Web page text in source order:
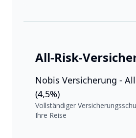
All-Risk-
Nobis Versicherung -
(4,5%)
Vollständiger
Ihre Reise